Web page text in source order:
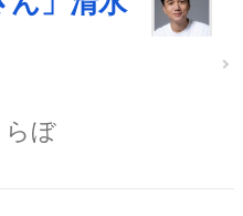
らぼ